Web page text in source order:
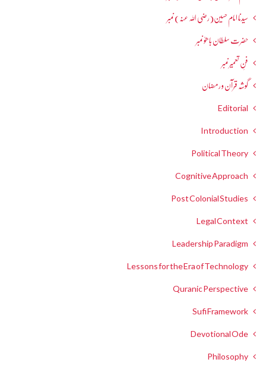
سیدنا امام حسین(رضی اللہ عنہ) نمبر
حضرت سلطان باھوؒ نمبر
فنِ تعمیر نمبر
گوشہ قرآن و رمضان
Editorial
Introduction
Political Theory
Cognitive Approach
Post Colonial Studies
Legal Context
Leadership Paradigm
Lessons for the Era of Technology
Quranic Perspective
Sufi Framework
Devotional Ode
Philosophy